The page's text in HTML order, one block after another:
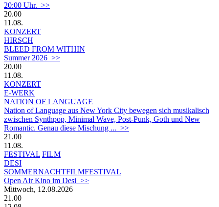
20:00 Uhr. >>
20.00
11.08.
KONZERT
HIRSCH
BLEED FROM WITHIN
Summer 2026 >>
20.00
11.08.
KONZERT
E-WERK
NATION OF LANGUAGE
Nation of Language aus New York City bewegen sich musikalisch
zwischen Synthpop, Minimal Wave, Post-Punk, Goth und New
Romantic. Genau diese Mischung ... >>
21.00
11.08.
FESTIVAL FILM
DESI
SOMMERNACHTFILMFESTIVAL
Open Air Kino im Desi >>
Mittwoch, 12.08.2026
21.00